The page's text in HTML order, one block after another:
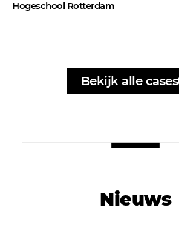
Hogeschool Rotterdam
Bekijk alle cases
Nieuws